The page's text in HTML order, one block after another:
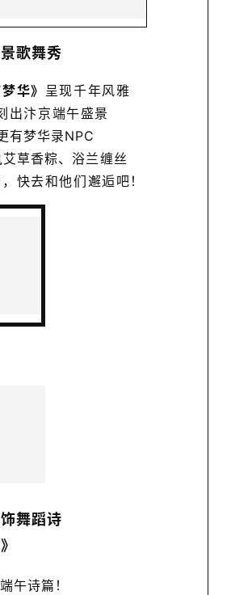
歌舞秀
华》 呈现千年风雅
出汴京端午盛景
有梦华录NPC
草香粽、 浴兰缠丝
快去和他们邂逅吧！
舞蹈诗
午诗篇！